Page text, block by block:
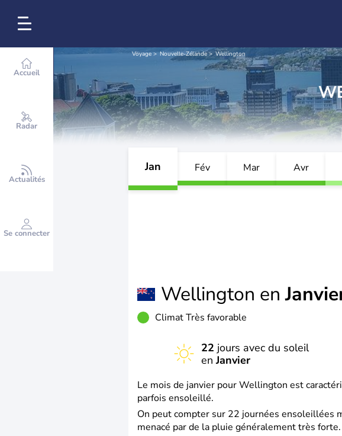
Accueil
Radar
Actualités
Se connecter
Voyage Nouvelle-Zélande Wellington
Jan Fév Mar Avr
Wellington en
Climat Très favorable
22 jours avec du soleil
enJanvier
Le mois de janvier pour Wellington est
parfois ensoleillé.
On peut compter sur 22 journées ensoleillées
menacé par de la pluie généralement très forte.